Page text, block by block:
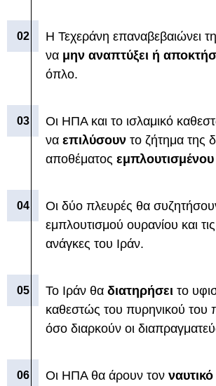
Η Τεχεράνη επαναβεβαιώνει
να μην αναπτύξει ή
όπλο.
Οι ΗΠΑ και το ισλαμικό
να επιλύσουν το ζήτημα της
αποθέματος
Οι δύο πλευρές θα
εμπλουτισμού ουρανίου και
ανάγκες του Ιράν.
Το Ιράν θα διατηρήσει το
καθεστώς του πυρηνικού του
όσο διαρκούν οι
Οι ΗΠΑ θα άρουν τον